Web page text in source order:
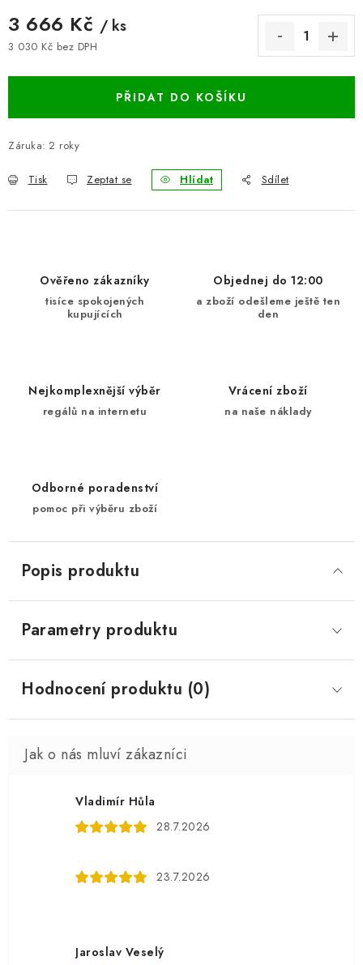
3 666 Kč / ks
3 030 Kč bez DPH
PŘIDAT DO KOŠÍKU
Záruka: 2 roky
Tisk Zeptat se Hlídat Sdílet
Ověřeno zákazníky
tisíce spokojených
kupujících
Objednej do 12:00
a zboží odešleme ještě ten
den
Nejkomplexnější výběr
regálů na internetu
Vrácení zboží
na naše náklady
Odborné poradenství
pomoc při výběru zboží
Popis produktu
Parametry produktu
Hodnocení produktu (0)
Vladimír Hůla
28.7.2026
23.7.2026
Jaroslav Veselý